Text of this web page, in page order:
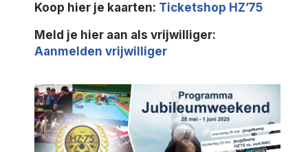
Koop hier je kaarten: Ticketshop HZ’75
Meld je hier aan als vrijwilliger:
Aanmelden vrijwilliger